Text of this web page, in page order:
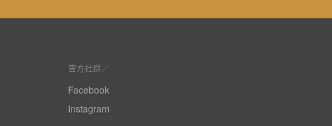
官方社群
Facebook
Instagram